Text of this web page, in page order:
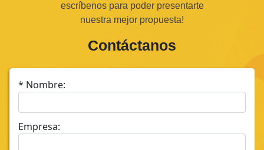
escríbenos para poder presentarte
nuestra mejor propuesta!
Contáctanos
* Nombre:
Empresa: